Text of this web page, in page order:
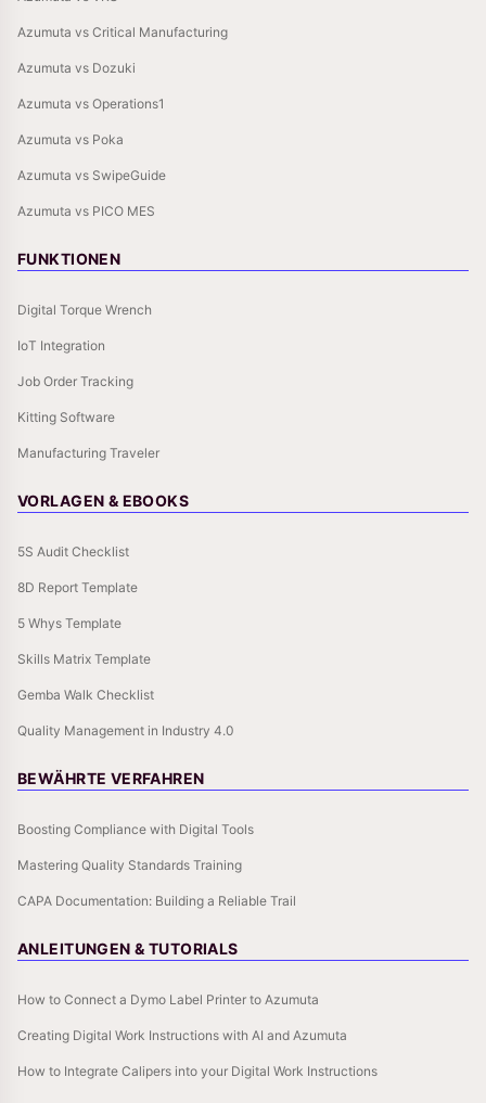
Azumuta vs Critical Manufacturing
Azumuta vs Dozuki
Azumuta vs Operations1
Azumuta vs Poka
Azumuta vs SwipeGuide
Azumuta vs PICO MES
FUNKTIONEN
Digital Torque Wrench
IoT Integration
Job Order Tracking
Kitting Software
Manufacturing Traveler
VORLAGEN & EBOOKS
5S Audit Checklist
8D Report Template
5 Whys Template
Skills Matrix Template
Gemba Walk Checklist
Quality Management in Industry 4.0
BEWÄHRTE VERFAHREN
Boosting Compliance with Digital Tools
Mastering Quality Standards Training
CAPA Documentation: Building a Reliable Trail
ANLEITUNGEN & TUTORIALS
How to Connect a Dymo Label Printer to Azumuta
Creating Digital Work Instructions with AI and Azumuta
How to Integrate Calipers into your Digital Work Instructions